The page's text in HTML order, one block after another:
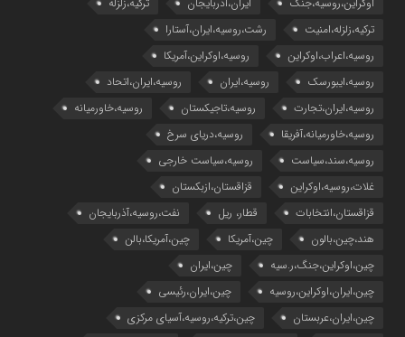
ترکیه،زلزله،امنیت
رشت،روسیه،ایران،آستارا
روسیه،اعراب،اوکراین
روسیه،اوکراین،آمریکا
روسیه،ایبورسک
روسیه،ایران
روسیه،ایران،اتحاد
روسیه،ایران،تجارت
روسیه،تاجیکستان
روسیه،خاورمیانه
روسیه،خاورمیانه،آفریقا
روسیه،دریای سرخ
روسیه،سند،سیاست
روسیه،سیاست خارجی
غلات،روسیه،اوکراین
قزاقستان،ازبکستان
قزاقستان،انتخابات
قطار، ریل
نفت،روسیه،آذربایجان
هند،چین،بالون
چین،آمریکا
چین،آمریکا،بالن
چین،اوکراین،جنگ،ر.سیه
چین،ایران
چین،ایران،اوکراین،روسیه
چین،ایران،رئیسی
چین،ایران،عربستان
چین،ترکیه،روسیه،آسیای مرکزی